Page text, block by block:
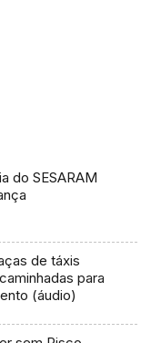
do SESARAM
de táxis
para
(áudio)